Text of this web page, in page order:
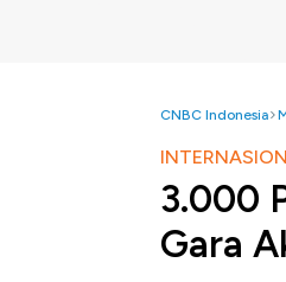
CNBC Indonesia
3.000
Gara